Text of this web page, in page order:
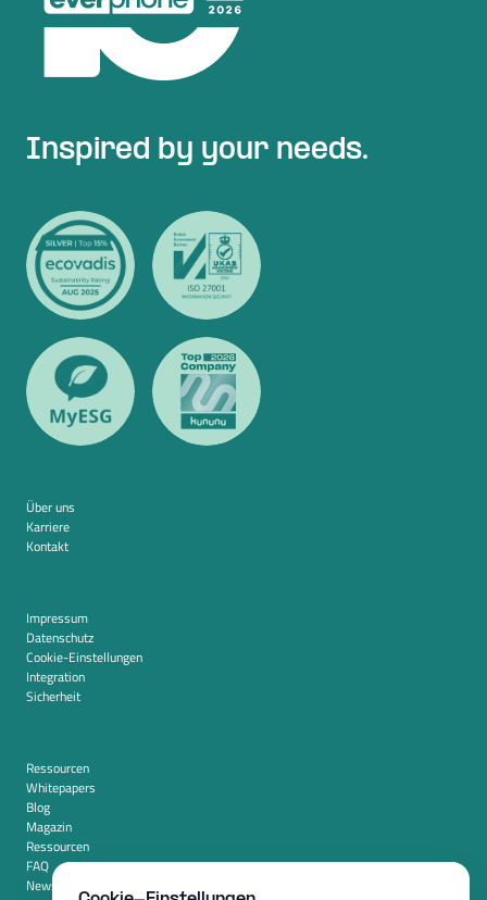
Inspired by your needs.
Über uns
Karriere
Kontakt
Impressum
Datenschutz
Cookie-Einstellungen
Integration
Sicherheit
Ressourcen
Whitepapers
Blog
Magazin
Ressourcen
FAQ
Newsroom